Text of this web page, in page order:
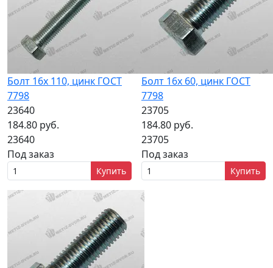
Болт 16х 110, цинк ГОСТ
7798
23640
184.80 руб.
23640
Под заказ
Купить
Болт 16х 60, цинк ГОСТ
7798
23705
184.80 руб.
23705
Под заказ
Купить